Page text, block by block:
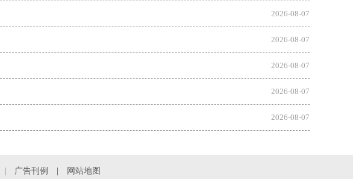
2026-08-07
2026-08-07
2026-08-07
2026-08-07
2026-08-07
广告刊例 网站地图